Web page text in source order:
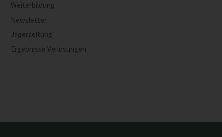
Weiterbildung
Newsletter
Jägerzeitung
Ergebnisse Verlosungen